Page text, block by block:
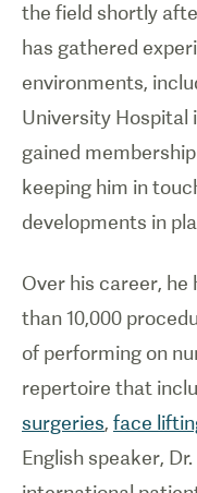
the field shortly
has gathered
environments,
University Hospital
gained
keeping him in
developments in
Over his career, he
than 10,000
of performing on
repertoire that
surgeries, face
English speaker,